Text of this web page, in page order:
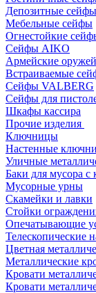
Депозитные сейфы
Мебельные сейфы
Огнестойкие
Сейфы AIKO
Армейские
Встраиваемые
Сейфы VALBERG
Сейфы для
Шкафы кассира
Прочие изделия
Ключницы
Настенные
Уличные
Баки для мусора
Мусорные урны
Скамейки и лавки
Стойки
Опечатывающие
Телескопические
Цветная
Металлические
Кровати
Кровати